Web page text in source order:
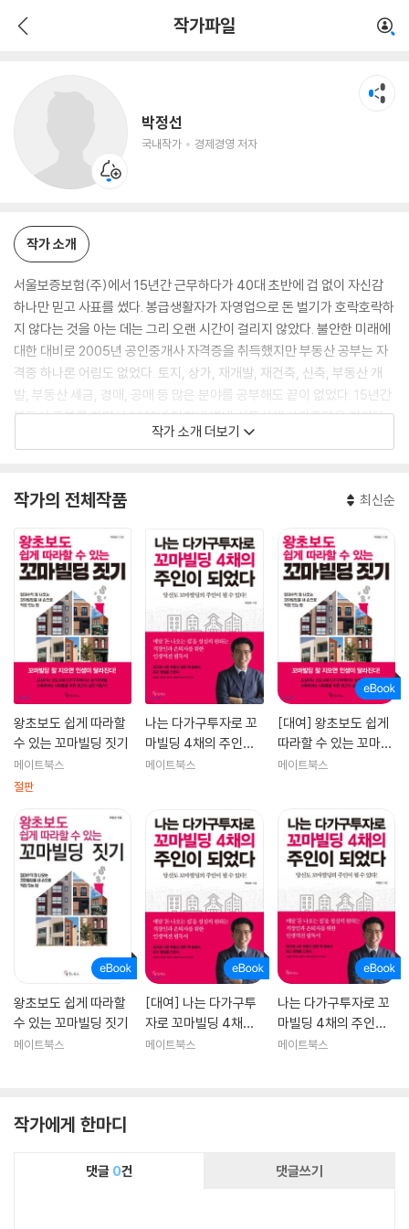
작가파일
박정선
국내작가 경제경영 저자
경제경영 저자
작가 소개
서울보증보험(주)에서 15년간 근무하다가 40대 초반에 겁 없이 자신감
하나만 믿고 사표를 썼다. 봉급생활자가 자영업으로 돈 벌기가 호락호락하
지 않다는 것을 아는 데는 그리 오랜 시간이 걸리지 않았다. 불안한 미래에
대한 대비로 2005년 공인중개사 자격증을 취득했지만 부동산 공부는 자
격증 하나론 어림도 없었다. 토지, 상가, 재개발, 재건축, 신축, 부동산 개
발, 부동산 세금, 경매, 공매 등 많은 분야를 공부해도 끝이 없었다. 15년간
부동산 공부를 하면서 2012년 마침내 별내 신도시에 상가주택을 지었다.
토지 매입부터 설계, 시공, 임대까지 직접 해보았다. 그런 경험을 토대로 동
예 멸실하고 신축하기도 했다. ‘집으로 재테크하라’는 신조로 집테크 연구
일도 하고 있다.
지은 책으로는 『나는 다가구투자로 꼬마빌딩 4채의 주인이 되었다』 『대한
민국 20대 부동산에 미쳐라』가 있다.
작가 소개 더보기
작가의 전체작품 최신순
왕초보도 쉽게 따라할
수 있는 꼬마빌딩 짓기
메이트북스
절판
나는 다가구투자로 꼬
마빌딩 4채의 주인이
되었다
메이트북스
[대여] 왕초보도 쉽게
따라할 수 있는 꼬마빌
딩 짓기
메이트북스
왕초보도 쉽게 따라할
수 있는 꼬마빌딩 짓기
메이트북스
[대여] 나는 다가구투
자로 꼬마빌딩 4채의
주인이 되었다
메이트북스
나는 다가구투자로 꼬
마빌딩 4채의 주인이
되었다
메이트북스
작가에게 한마디
댓글 0건 댓글쓰기